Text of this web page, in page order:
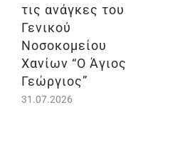
τις ανάγκες του
Γενικού
Νοσοκομείου
Χανίων “Ο Άγιος
Γεώργιος”
31.07.2026